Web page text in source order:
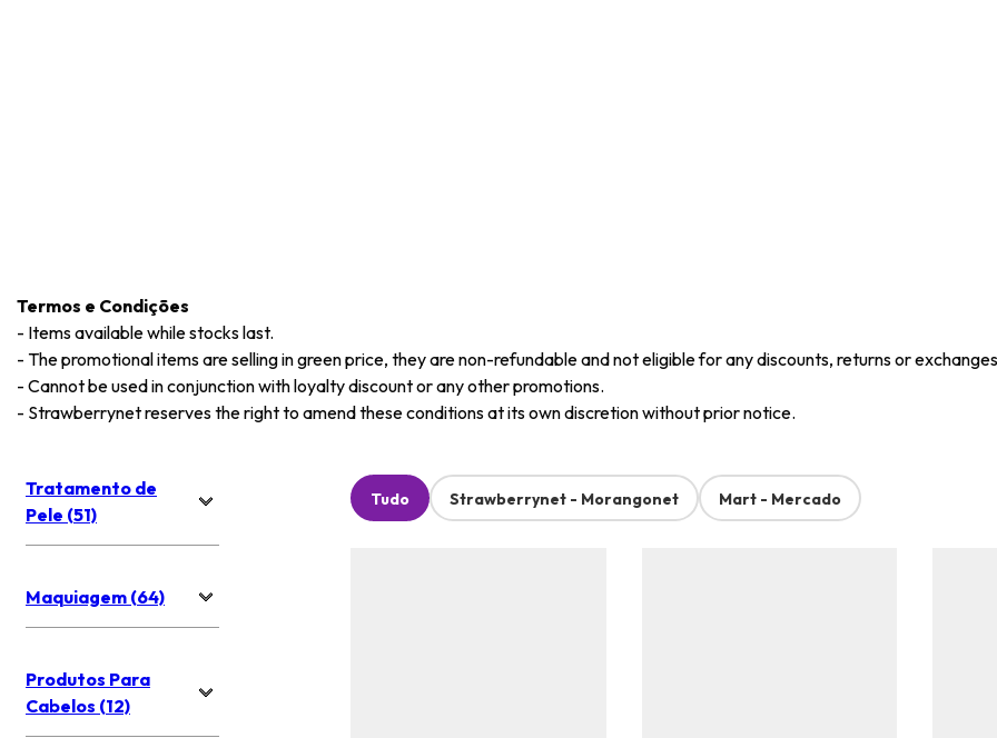
Termos e Condições
- Items available while stocks last.
- The promotional items are selling in green price, they are non-refundable and not eligible for any discounts, returns or
- Cannot be used in conjunction with loyalty discount or any other promotions.
- Strawberrynet reserves the right to amend these conditions at its own discretion without prior notice.
Tratamento de
Pele (51)
Maquiagem (64)
Produtos Para
Cabelos (12)
Tudo Strawberrynet - Morangonet Mart - Mercado